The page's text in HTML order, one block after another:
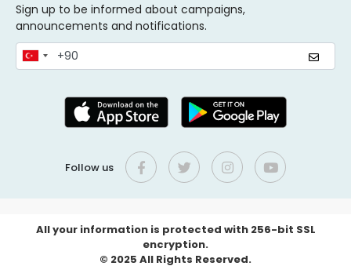
Sign up to be informed about campaigns,
announcements and notifications.
Follow us
All your information is protected with 256-bit SSL
encryption.
© 2025 All Rights Reserved.